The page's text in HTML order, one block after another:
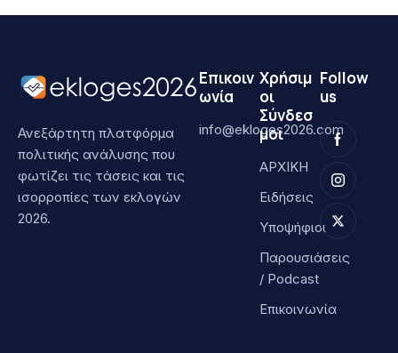
Ανεξάρτητη πλατφόρμα
πολιτικής ανάλυσης που
φωτίζει τις τάσεις και τις
ισορροπίες των εκλογών
2026.
Επικοιν
ωνία
info@ekloges2026.com
Χρήσιμ
οι
Σύνδεσ
μοι
ΑΡΧΙΚΗ
Ειδήσεις
Υποψήφιοι
Παρουσιάσεις
/ Podcast
Επικοινωνία
Follow
us